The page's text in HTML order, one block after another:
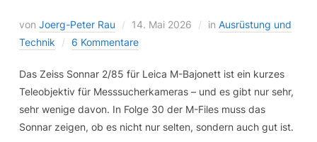
von Joerg-Peter Rau 14. Mai 2026 in Ausrüstung und
Technik
6 Kommentare
Das Zeiss Sonnar 2/85 für Leica M-Bajonett ist ein kurzes
Teleobjektiv für Messsucherkameras – und es gibt nur sehr,
sehr wenige davon. In Folge 30 der M-Files muss das
Sonnar zeigen, ob es nicht nur selten, sondern auch gut ist.